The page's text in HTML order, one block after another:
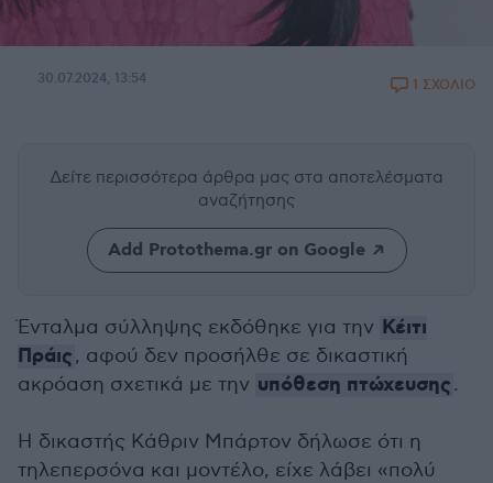
30.07.2024, 13:54 1 ΣΧΟΛΙΟ
Δείτε περισσότερα άρθρα μας στα αποτελέσματα
αναζήτησης
Add Protothema.gr on Google
Ένταλμα σύλληψης εκδόθηκε για την Κέιτι
Πράις, αφού δεν προσήλθε σε δικαστική
ακρόαση σχετικά με την υπόθεση πτώχευσης.
Η δικαστής Κάθριν Μπάρτον δήλωσε ότι η
τηλεπερσόνα και μοντέλο, είχε λάβει «πολύ